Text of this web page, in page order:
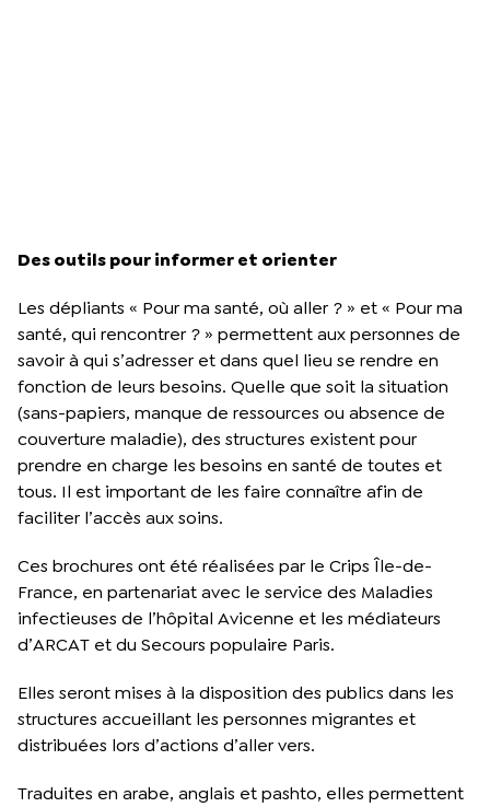
Des outils pour informer et orienter
Les dépliants « Pour ma santé, où aller ? » et « Pour ma
santé, qui rencontrer ? » permettent aux personnes de
savoir à qui s’adresser et dans quel lieu se rendre en
fonction de leurs besoins. Quelle que soit la situation
(sans-papiers, manque de ressources ou absence de
couverture maladie), des structures existent pour
prendre en charge les besoins en santé de toutes et
tous. Il est important de les faire connaître afin de
faciliter l’accès aux soins.
Ces brochures ont été réalisées par le Crips Île-de-
France, en partenariat avec le service des Maladies
infectieuses de l’hôpital Avicenne et les médiateurs
d’ARCAT et du Secours populaire Paris.
Elles seront mises à la disposition des publics dans les
structures accueillant les personnes migrantes et
distribuées lors d’actions d’aller vers.
Traduites en arabe, anglais et pashto, elles permettent